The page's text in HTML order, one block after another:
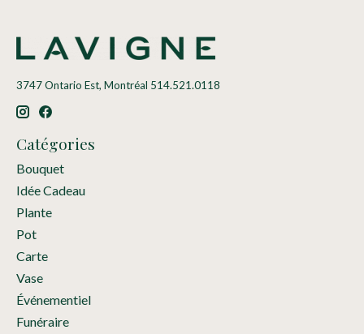
3747 Ontario Est, Montréal 514.521.0118
Catégories
Bouquet
Idée Cadeau
Plante
Pot
Carte
Vase
Événementiel
Funéraire